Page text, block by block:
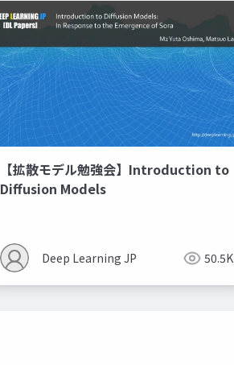
【拡散モデル勉強会】Introduction to
Diffusion Models
Deep Learning JP 50.5K